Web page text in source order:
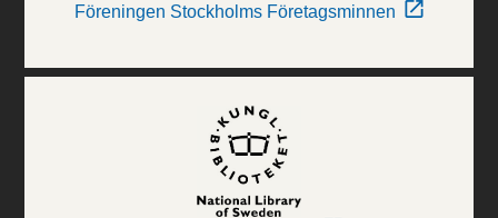
Föreningen Stockholms Företagsminnen